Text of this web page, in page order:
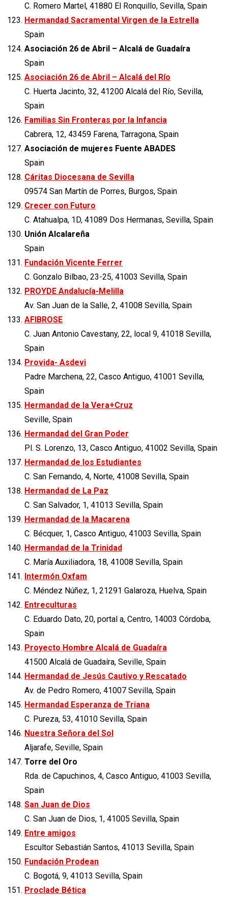
C. Romero Martel, 41880 El Ronquillo, Sevilla, Spain
Hermandad Sacramental Virgen de la Estrella
Spain
Asociación 26 de Abril – Alcalá de Guadaíra
Spain
Asociación 26 de Abril – Alcalá del Río
C. Huerta Jacinto, 32, 41200 Alcalá del Río, Sevilla,
Spain
Familias Sin Fronteras por la Infancia
Cabrera, 12, 43459 Farena, Tarragona, Spain
Asociación de mujeres Fuente ABADES
Spain
Cáritas Diocesana de Sevilla
09574 San Martín de Porres, Burgos, Spain
Crecer con Futuro
C. Atahualpa, 1D, 41089 Dos Hermanas, Sevilla, Spain
Unión Alcalareña
Spain
Fundación Vicente Ferrer
C. Gonzalo Bilbao, 23-25, 41003 Sevilla, Spain
PROYDE Andalucía-Melilla
Av. San Juan de la Salle, 2, 41008 Sevilla, Spain
AFIBROSE
C. Juan Antonio Cavestany, 22, local 9, 41018 Sevilla,
Spain
Provida- Asdevi
Padre Marchena, 22, Casco Antiguo, 41001 Sevilla,
Spain
Hermandad de la Vera+Cruz
Seville, Spain
Hermandad del Gran Poder
Pl. S. Lorenzo, 13, Casco Antiguo, 41002 Sevilla, Spain
Hermandad de los Estudiantes
C. San Fernando, 4, Norte, 41008 Sevilla, Spain
Hermandad de La Paz
C. San Salvador, 1, 41013 Sevilla, Spain
Hermandad de la Macarena
C. Bécquer, 1, Casco Antiguo, 41003 Sevilla, Spain
Hermandad de la Trinidad
C. María Auxiliadora, 18, 41008 Sevilla, Spain
Intermón Oxfam
C. Méndez Núñez, 1, 21291 Galaroza, Huelva, Spain
Entreculturas
C. Eduardo Dato, 20, portal a, Centro, 14003 Córdoba,
Spain
Proyecto Hombre Alcalá de Guadaíra
41500 Alcalá de Guadaíra, Seville, Spain
Hermandad de Jesús Cautivo y Rescatado
Av. de Pedro Romero, 41007 Sevilla, Spain
Hermandad Esperanza de Triana
C. Pureza, 53, 41010 Sevilla, Spain
Nuestra Señora del Sol
Aljarafe, Seville, Spain
Torre del Oro
Rda. de Capuchinos, 4, Casco Antiguo, 41003 Sevilla,
Spain
San Juan de Dios
C. San Juan de Dios, 1, 41005 Sevilla, Spain
Entre amigos
Escultor Sebastián Santos, 41013 Sevilla, Spain
Fundación Prodean
C. Bogotá, 9, 41013 Sevilla, Spain
Proclade Bética